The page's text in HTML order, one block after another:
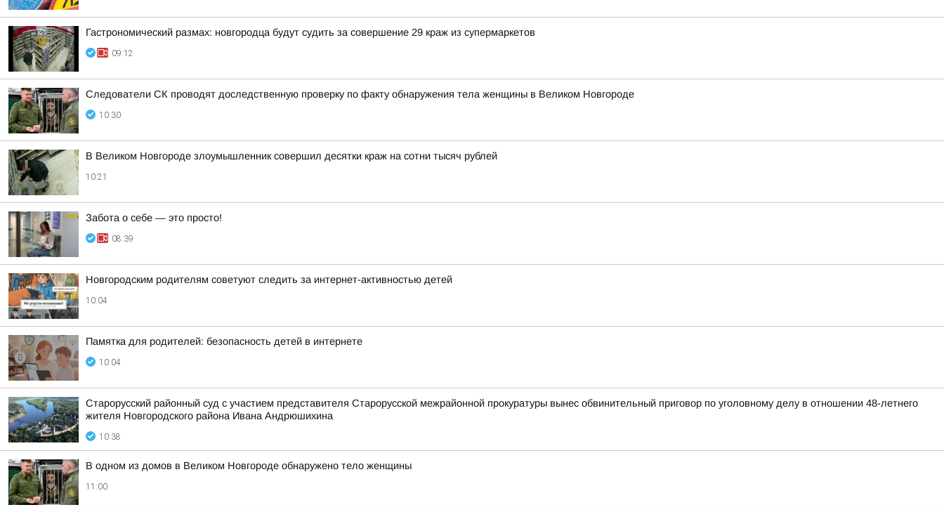
Гастрономический размах: новгородца будут судить за совершение 29 краж из супермаркетов
09:12
Следователи СК проводят доследственную проверку по факту обнаружения тела женщины в Великом Новгороде
10:30
В Великом Новгороде злоумышленник совершил десятки краж на сотни тысяч рублей
10:21
Забота о себе — это просто!
08:39
Новгородским родителям советуют следить за интернет-активностью детей
10:04
Памятка для родителей: безопасность детей в интернете
10:04
Старорусский районный суд с участием представителя Старорусской межрайонной прокуратуры вынес обвинительный приговор по уголовному делу в отношении 48-летнего
жителя Новгородского района Ивана Андрюшихина
10:38
В одном из домов в Великом Новгороде обнаружено тело женщины
11:00